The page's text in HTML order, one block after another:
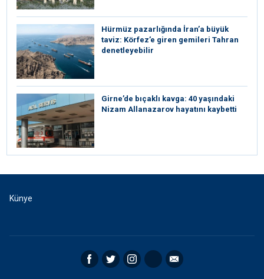
Hürmüz pazarlığında İran’a büyük
taviz: Körfez’e giren gemileri Tahran
denetleyebilir
Girne’de bıçaklı kavga: 40 yaşındaki
Nizam Allanazarov hayatını kaybetti
Künye
Facebook Twitter Instagram RSS